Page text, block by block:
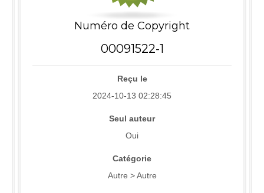
Numéro de Copyright
00091522-1
Reçu le
2024-10-13 02:28:45
Seul auteur
Oui
Catégorie
Autre > Autre